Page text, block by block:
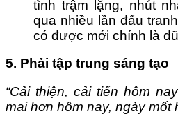
tình trậm lặng, nhút
qua nhiều lần đấu
có được mới chính là
5. Phải tập trung sáng tạo
“Cải thiện, cải tiến hôm
mai hơn hôm nay, ngày mốt